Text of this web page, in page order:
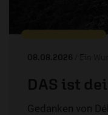
08.08.2026 / Ein
DAS ist
Gedanken von